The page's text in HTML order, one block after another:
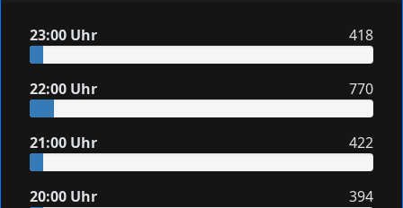
23:00 Uhr 418
22:00 Uhr 770
21:00 Uhr 422
20:00 Uhr 394